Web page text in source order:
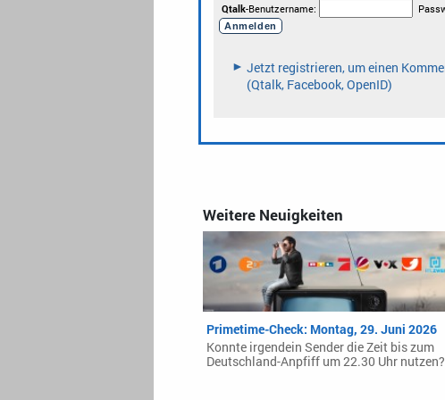
Weitere Neuigkeiten
Primetime-Check: Montag, 29. Juni 2026
Konnte irgendein Sender die Zeit bis zum
Deutschland-Anpfiff um 22.30 Uhr nutzen?